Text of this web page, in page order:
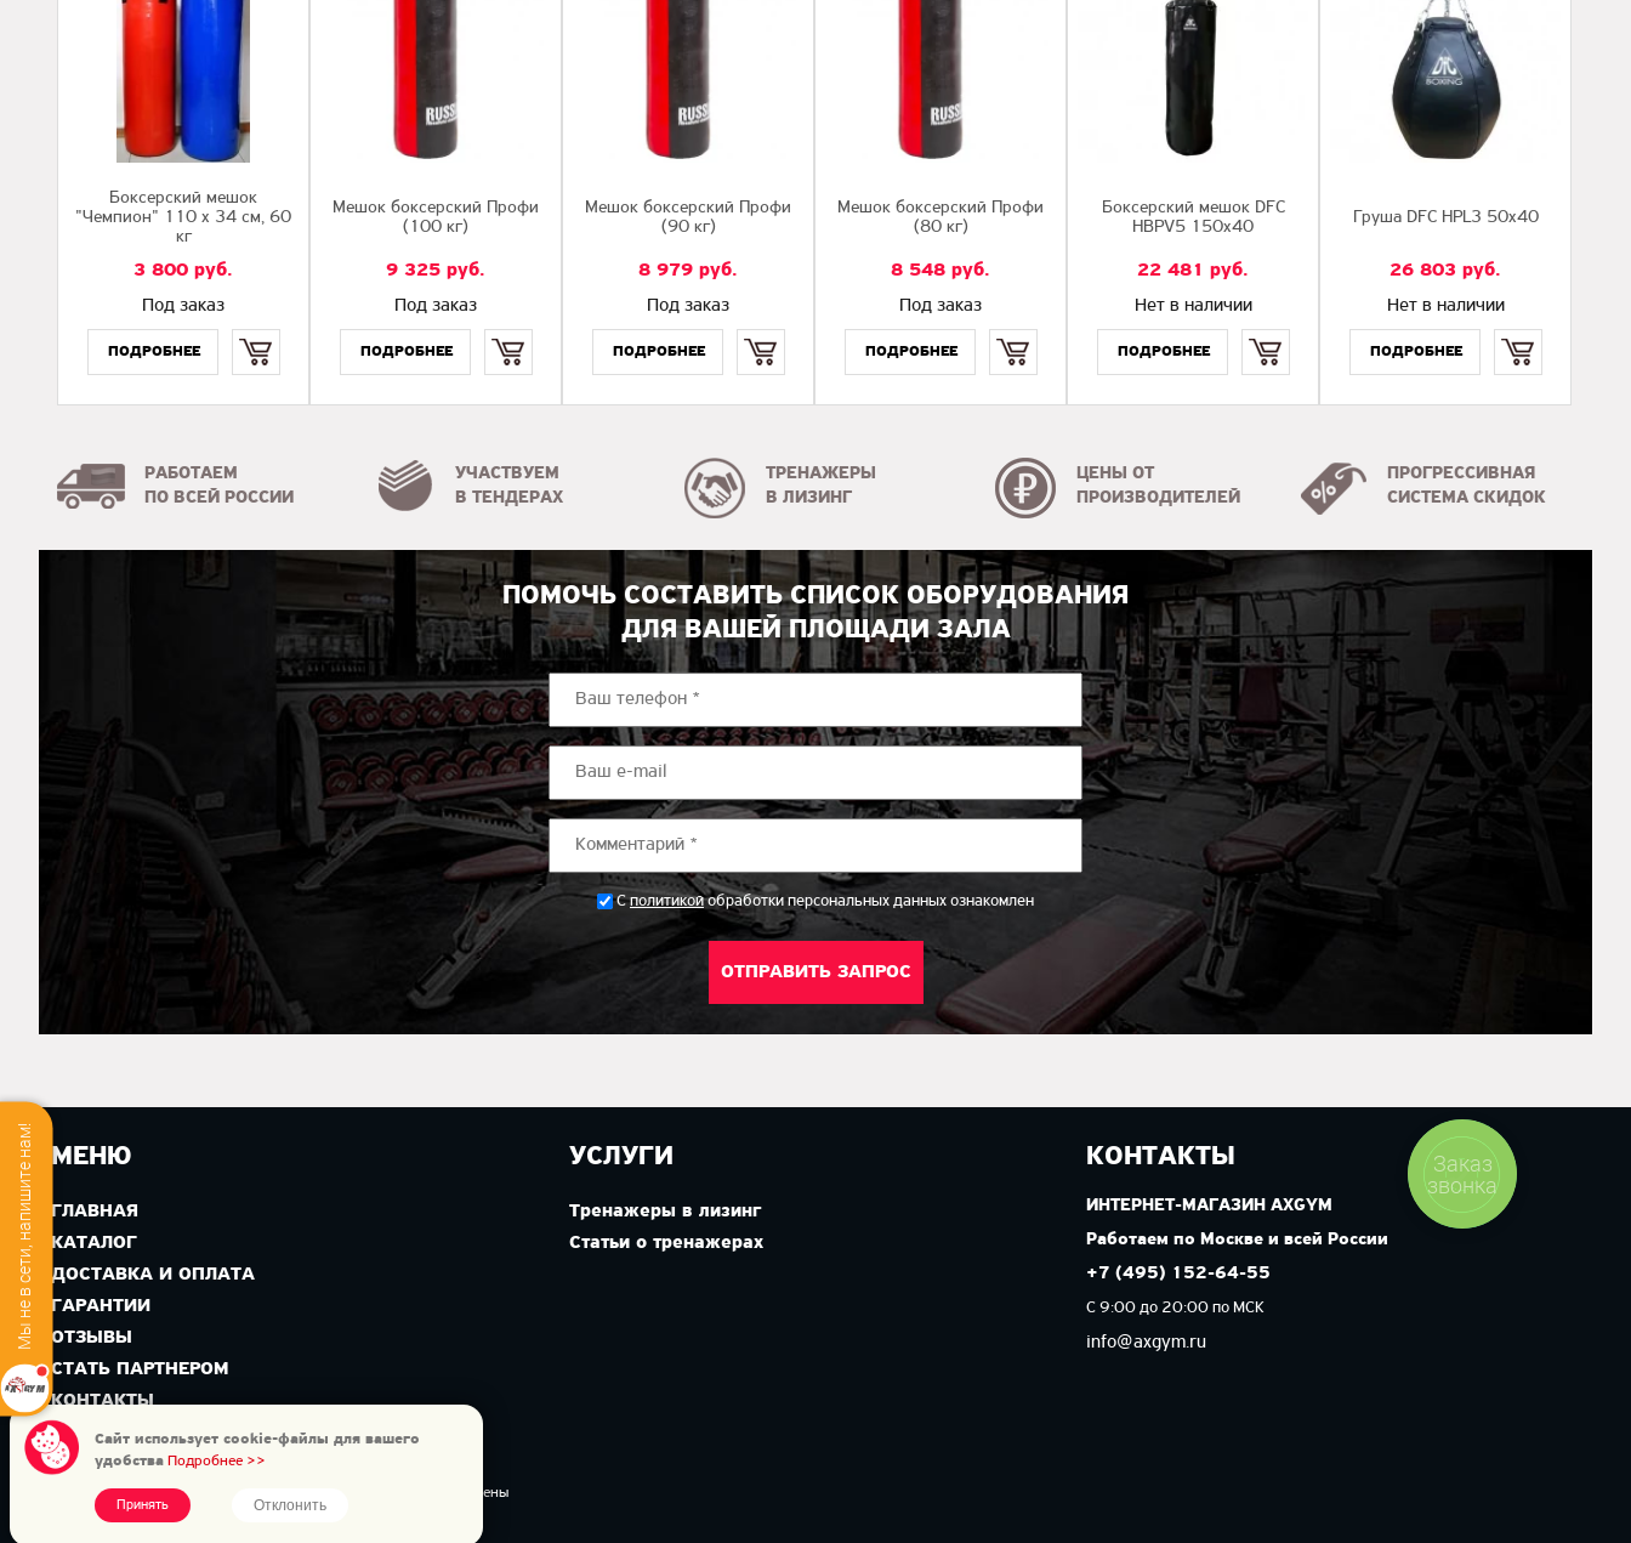
Боксерский мешок
"Чемпион" 110 х 34 см, 60
кг
3 800 руб.
Под заказ
Мешок боксерский Профи
(100 кг)
9 325 руб.
Под заказ
Мешок боксерский Профи
(90 кг)
8 979 руб.
Под заказ
Мешок боксерский Профи
(80 кг)
8 548 руб.
Под заказ
Боксерский мешок DFC
HBPV5 150х40
22 481
руб.
Нет в наличии
Груша DFC HPL3 50x40
26 803 руб.
Нет в наличии
РАБОТАЕМ
ПО ВСЕЙ РОССИИ
УЧАСТВУЕМ
В ТЕНДЕРАХ
ТРЕНАЖЕРЫ
В ЛИЗИНГ
ЦЕНЫ ОТ
ПРОИЗВОДИТЕЛЕЙ
ПРОГРЕССИВНАЯ
СИСТЕМА СКИДОК
ПОМОЧЬ СОСТАВИТЬ СПИСОК ОБОРУДОВАНИЯ
ДЛЯ ВАШЕЙ ПЛОЩАДИ ЗАЛА
* Сполитикойобработки персональных данных ознакомлен
МЕНЮ
ГЛАВНАЯ
КАТАЛОГ
ДОСТАВКА И ОПЛАТА
ГАРАНТИИ
ОТЗЫВЫ
СТАТЬ ПАРТНЕРОМ
КОНТАКТЫ
УСЛУГИ
Тренажеры в лизинг
Статьи о тренажерах
КОНТАКТЫ
ИНТЕРНЕТ-МАГАЗИН AXGYM
Работаем по Москве и всей России
+7 (495) 152-64-55
С 9:00 до 20:00 по МСК
info@axgym.ru
Copyright © 2026 Интернет-магазин AXGYM. Все права защищены
Официальный дилер
Сайт использует cookie-файлы для вашего
удобства Подробнее >>
Принять Отклонить
Заказ
звонка
Мы не в сети, напишите нам!